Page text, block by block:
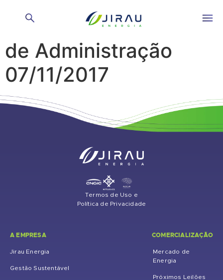
Reunião do Conselho
de Administração
07/11/2017
Termos de Uso e
Política de Privacidade
A EMPRESA
Jirau Energia
Gestão Sustentável
COMERCIALIZAÇÃO
Mercado de
Energia
Próximos Leilões